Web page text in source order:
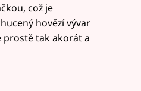
což je
hovězí vývar
prostě tak akorát a